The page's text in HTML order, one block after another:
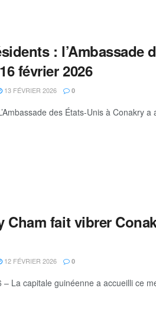
: l’Ambassade
février 2026
13 FÉVRIER 2026 0
des États-Unis à Conakry
Cham fait vibrer
12 FÉVRIER 2026 0
La capitale guinéenne a accueilli ce